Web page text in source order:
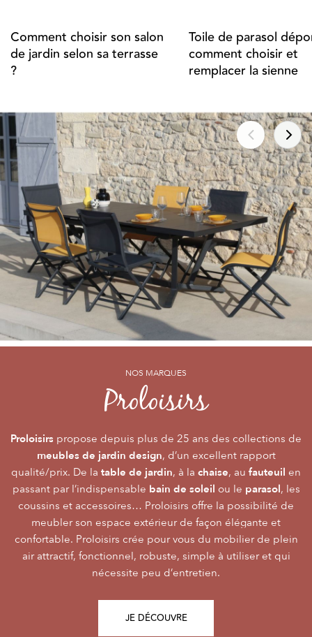
Comment choisir son salon
de jardin selon sa terrasse
?
Toile de parasol
comment choisir et
remplacer la sienne
NOS MARQUES
Proloisirs
Proloisirs propose depuis plus de 25 ans des collections de
meubles de jardin design, d’un excellent rapport
qualité/prix. De la table de jardin, à la chaise, au fauteuil en
passant par l’indispensable bain de soleil ou le parasol, les
coussins et accessoires… Proloisirs offre la possibilité de
meubler son espace extérieur de façon élégante et
confortable. Proloisirs crée pour vous du mobilier de plein
air attractif, fonctionnel, robuste, simple à utiliser et qui
nécessite peu d’entretien.
JE DÉCOUVRE
NOS MARQUES
Océoby PROLOISIRS
Océocrée dumobilier Premium, pour vivre l’extérieur avec
raffinement et participer de façon inoubliable aux grandes
émotions de la vie. Le mobilier Océo, de par la qualité de
ses différents matériaux et de sa fabrication, se joue des
frontières d’usage. Voir sonextérieurcomme une pièce à
part entière nécessite du style et le soin des détails.
L’illustration Océo passe par la qualité desplateaux
Trespa® qui équipent en exclusivité de nombreusestables
de jardinpour un plaisir d’usage durable.
JE DÉCOUVRE
NOS MARQUES
Alizéby PROLOISIRS
Alizéest LA marque du mobilier de jardin contemporain
dont la conception et l’accessibilité du prixfont qu’elle
s’adresse au plus grand nombre.
Le mobilier d’extérieur Alizé apporte un souffle bien
agréable empreint de style, fonctionnalité, facilité
d’utilisation, prix, pour des instantsRepas, Salon,Détente
Alizé est créée pour bien vivre dehors, dans la joie, la
modernité, la simplicité, le plaisir d’être ensemble !
JE DÉCOUVRE